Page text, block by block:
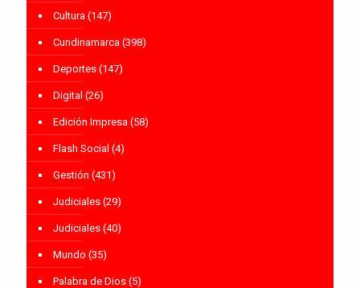
Cultura (147)
Cundinamarca (398)
Deportes (147)
Digital (26)
Edición Impresa (58)
Flash Social (4)
Gestión (431)
Judiciales (29)
Judiciales (40)
Mundo (35)
Palabra de Dios (5)